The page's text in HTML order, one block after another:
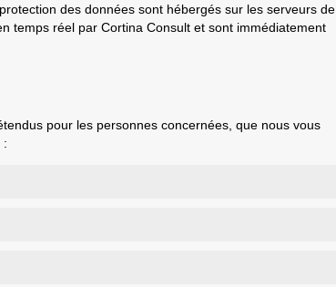
des données sont hébergés sur les serveurs de
temps réel par Cortina Consult et sont immédiatement
pour les personnes concernées, que nous vous
: